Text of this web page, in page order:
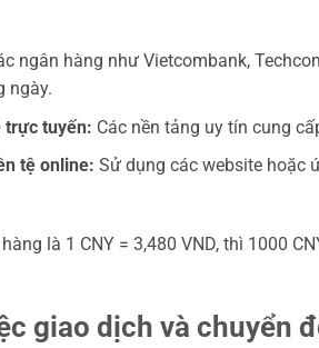
ngân hàng như Vietcombank,
ngày.
trực tuyến: Các nền tảng uy tín cung
tệ online: Sử dụng các website hoặc
là 1 CNY = 3,480 VND, thì 1000
giao dịch và chuyển